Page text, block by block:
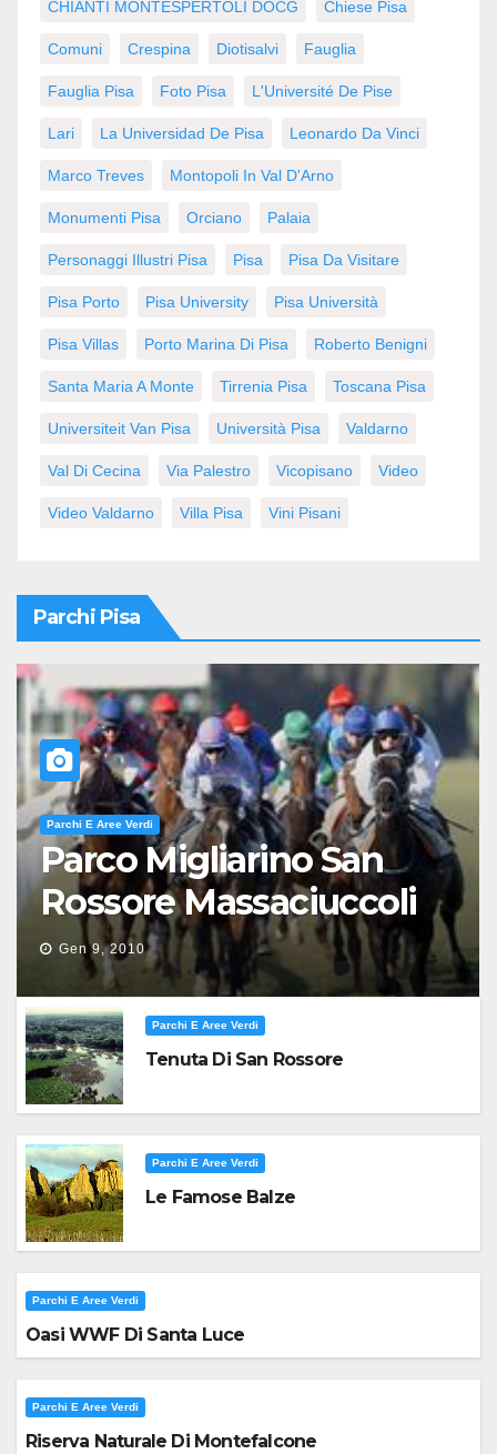
CHIANTI MONTESPERTOLI DOCG Chiese Pisa
Comuni Crespina Diotisalvi Fauglia
Fauglia Pisa Foto Pisa L'Université De Pise
Lari La Universidad De Pisa Leonardo Da Vinci
Marco Treves Montopoli In Val D'Arno
Monumenti Pisa Orciano Palaia
Personaggi Illustri Pisa Pisa Pisa Da Visitare
Pisa Porto Pisa University Pisa Università
Pisa Villas Porto Marina Di Pisa Roberto Benigni
Santa Maria A Monte Tirrenia Pisa Toscana Pisa
Universiteit Van Pisa Università Pisa Valdarno
Val Di Cecina Via Palestro Vicopisano Video
Video Valdarno Villa Pisa Vini Pisani
Parchi Pisa
Parchi E Aree Verdi
Parco Migliarino San
Rossore Massaciuccoli
Gen 9, 2010
Parchi E Aree Verdi
Tenuta Di San Rossore
Parchi E Aree Verdi
Le Famose Balze
Parchi E Aree Verdi
Oasi WWF Di Santa Luce
Parchi E Aree Verdi
Riserva Naturale Di Montefalcone